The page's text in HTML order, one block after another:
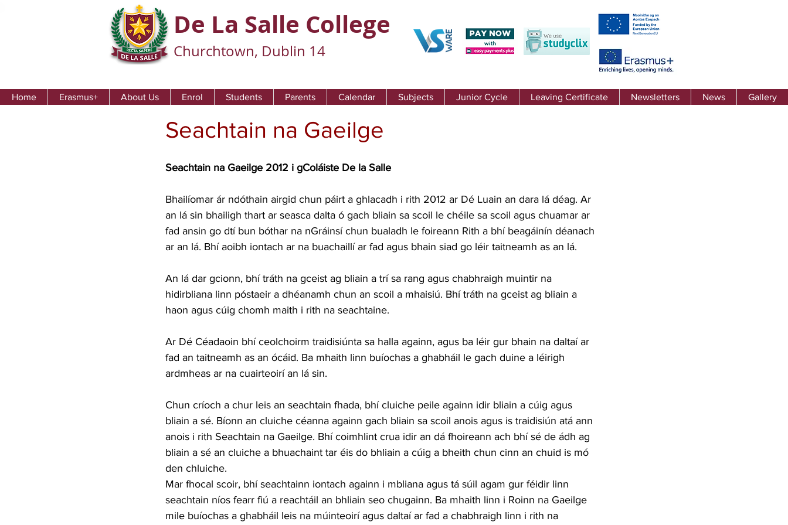
De La Salle College
Churchtown, Dublin 14
Home Erasmus+ About Us Enrol Students Parents Calendar Subjects Junior Cycle Leaving Certificate Newsletters News Gallery
Seachtain na Gaeilge
Seachtain na Gaeilge 2012 i gColáiste De la Salle
Bhailíomar ár ndóthain airgid chun páirt a ghlacadh i rith 2012 ar Dé Luain an dara lá déag. Ar
an lá sin bhailigh thart ar seasca dalta ó gach bliain sa scoil le chéile sa scoil agus chuamar ar
fad ansin go dtí bun bóthar na nGráinsí chun bualadh le foireann Rith a bhí beagáinín déanach
ar an lá. Bhí aoibh iontach ar na buachaillí ar fad agus bhain siad go léir taitneamh as an lá.
An lá dar gcionn, bhí tráth na gceist ag bliain a trí sa rang agus chabhraigh muintir na
hidirbliana linn póstaeir a dhéanamh chun an scoil a mhaisiú. Bhí tráth na gceist ag bliain a
haon agus cúig chomh maith i rith na seachtaine.
Ar Dé Céadaoin bhí ceolchoirm traidisiúnta sa halla againn, agus ba léir gur bhain na daltaí ar
fad an taitneamh as an ócáid. Ba mhaith linn buíochas a ghabháil le gach duine a léirigh
ardmheas ar na cuairteoirí an lá sin.
Chun críoch a chur leis an seachtain fhada, bhí cluiche peile againn idir bliain a cúig agus
bliain a sé. Bíonn an cluiche céanna againn gach bliain sa scoil anois agus is traidisiún atá ann
anois i rith Seachtain na Gaeilge. Bhí coimhlint crua idir an dá fhoireann ach bhí sé de ádh ag
bliain a sé an cluiche a bhuachaint tar éis do bhliain a cúig a bheith chun cinn an chuid is mó
den chluiche.
Mar fhocal scoir, bhí seachtainn iontach againn i mbliana agus tá súil agam gur féidir linn
seachtain níos fearr fiú a reachtáil an bhliain seo chugainn. Ba mhaith linn i Roinn na Gaeilge
mile buíochas a ghabháil leis na múinteoirí agus daltaí ar fad a chabhraigh linn i rith na